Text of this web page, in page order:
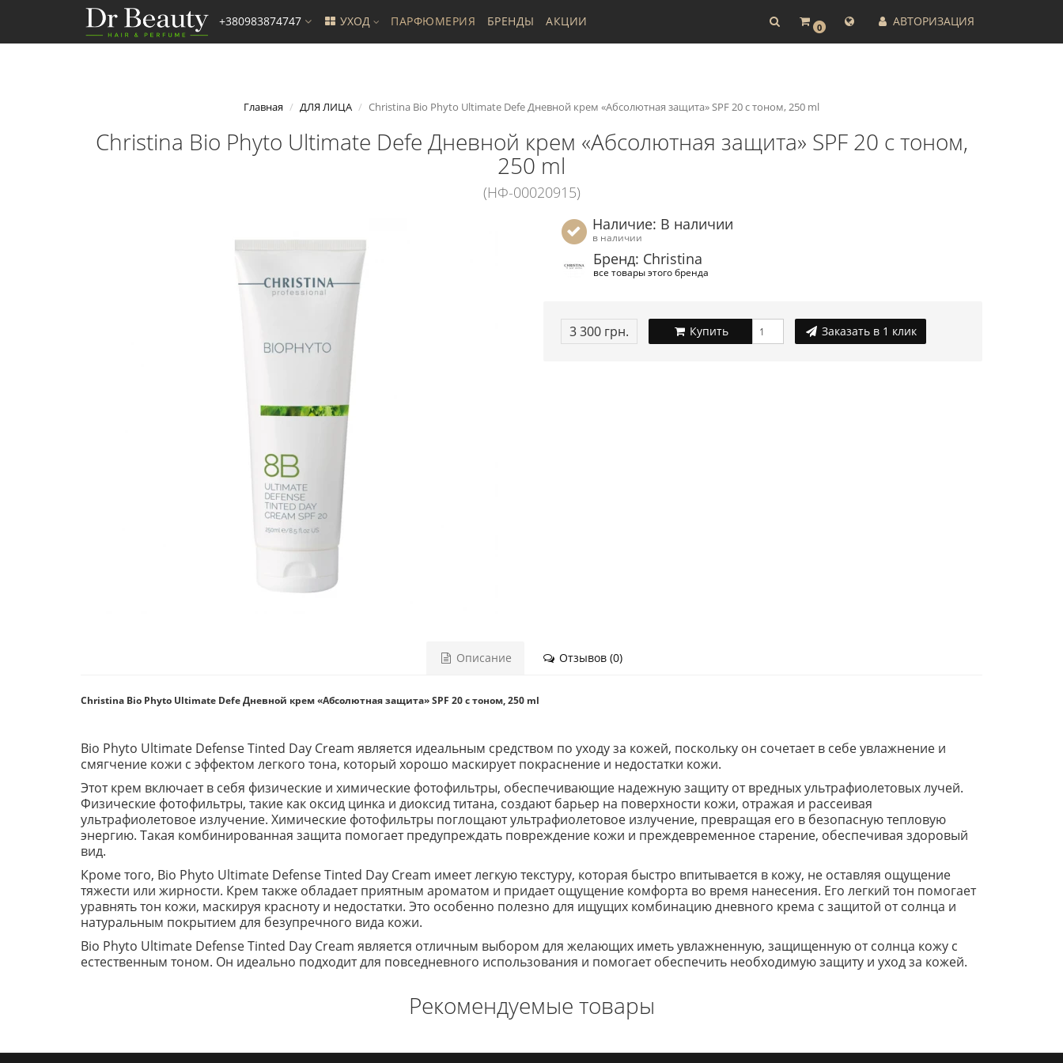
0 АВТОРИЗАЦИЯ
+380983874747 УХОД ПАРФЮМЕРИЯ БРЕНДЫ АКЦИИ
Главная ДЛЯ ЛИЦА Christina Bio Phyto Ultimate Defe Дневной крем «Абсолютная защита» SPF 20 с тоном, 250 ml
Christina Bio Phyto Ultimate Defe Дневной крем «Абсолютная защита» SPF 20 с тоном,
250 ml
(НФ-00020915)
Наличие: В наличии
в наличии
Бренд: Christina
все товары этого бренда
3 300 грн. Купить Заказать в 1 клик
Описание Отзывов (0)
Christina Bio Phyto Ultimate Defe Дневной крем «Абсолютная защита» SPF 20 с тоном, 250 ml
Bio Phyto Ultimate Defense Tinted Day Cream является идеальным средством по уходу за кожей, поскольку он сочетает в себе увлажнение и
смягчение кожи с эффектом легкого тона, который хорошо маскирует покраснение и недостатки кожи.
Этот крем включает в себя физические и химические фотофильтры, обеспечивающие надежную защиту от вредных ультрафиолетовых лучей.
Физические фотофильтры, такие как оксид цинка и диоксид титана, создают барьер на поверхности кожи, отражая и рассеивая
ультрафиолетовое излучение. Химические фотофильтры поглощают ультрафиолетовое излучение, превращая его в безопасную тепловую
энергию. Такая комбинированная защита помогает предупреждать повреждение кожи и преждевременное старение, обеспечивая здоровый
вид.
Кроме того, Bio Phyto Ultimate Defense Tinted Day Cream имеет легкую текстуру, которая быстро впитывается в кожу, не оставляя ощущение
тяжести или жирности. Крем также обладает приятным ароматом и придает ощущение комфорта во время нанесения. Его легкий тон помогает
уравнять тон кожи, маскируя красноту и недостатки. Это особенно полезно для ищущих комбинацию дневного крема с защитой от солнца и
натуральным покрытием для безупречного вида кожи.
Bio Phyto Ultimate Defense Tinted Day Cream является отличным выбором для желающих иметь увлажненную, защищенную от солнца кожу с
естественным тоном. Он идеально подходит для повседневного использования и помогает обеспечить необходимую защиту и уход за кожей.
Рекомендуемые товары